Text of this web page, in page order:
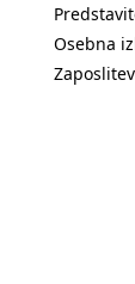
Osebna
Zaposlitev